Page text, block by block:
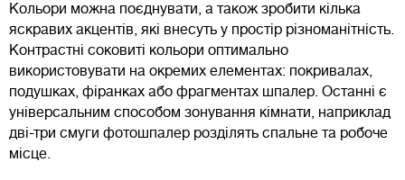
Кольори можна поєднувати, а також зробити кілька
яскравих акцентів, які внесуть у простір різноманітність.
Контрастні соковиті кольори оптимально
використовувати на окремих елементах: покривалах,
подушках, фіранках або фрагментах шпалер. Останні є
універсальним способом зонування кімнати, наприклад
дві-три смуги фотошпалер розділять спальне та робоче
місце.